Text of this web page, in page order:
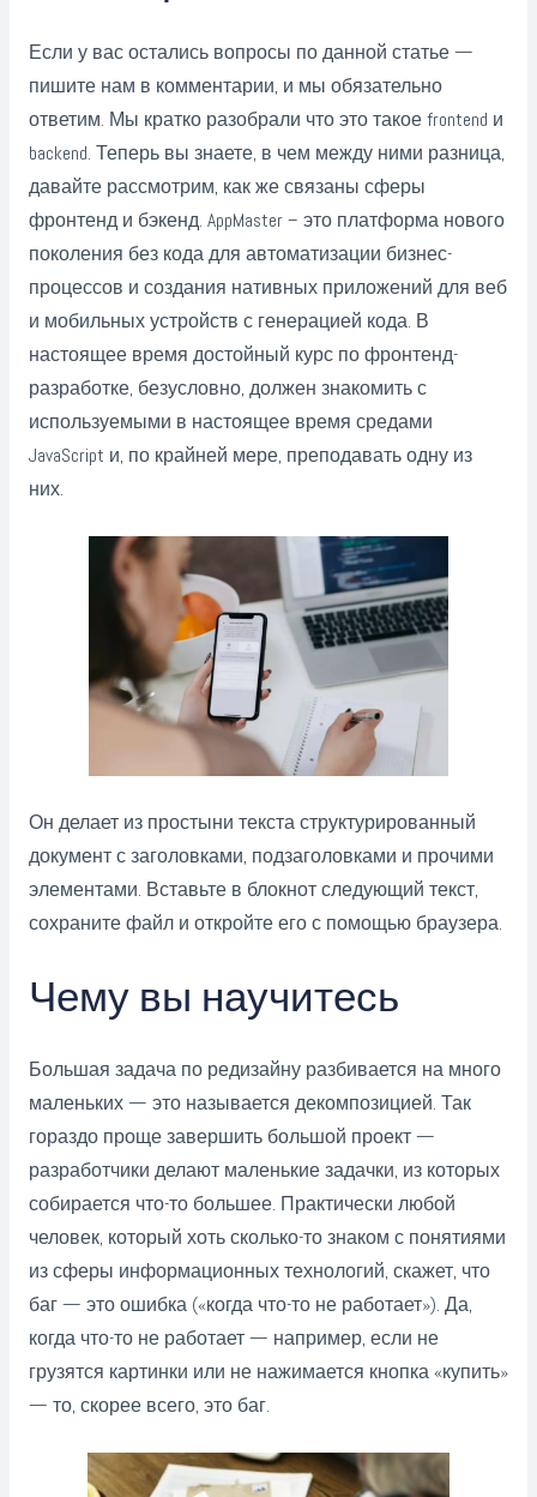
Если у вас остались вопросы по данной статье —
пишите нам в комментарии, и мы обязательно
ответим. Мы кратко разобрали что это такое frontend и
backend. Теперь вы знаете, в чем между ними разница,
давайте рассмотрим, как же связаны сферы
фронтенд и бэкенд. AppMaster – это платформа нового
поколения без кода для автоматизации бизнес-
процессов и создания нативных приложений для веб
и мобильных устройств с генерацией кода. В
настоящее время достойный курс по фронтенд-
разработке, безусловно, должен знакомить с
используемыми в настоящее время средами
JavaScript и, по крайней мере, преподавать одну из
них.
Он делает из простыни текста структурированный
документ с заголовками, подзаголовками и прочими
элементами. Вставьте в блокнот следующий текст,
сохраните файл и откройте его с помощью браузера.
Чему вы научитесь
Большая задача по редизайну разбивается на много
маленьких — это называется декомпозицией. Так
гораздо проще завершить большой проект —
разработчики делают маленькие задачки, из которых
собирается что-то большее. Практически любой
человек, который хоть сколько-то знаком с понятиями
из сферы информационных технологий, скажет, что
баг — это ошибка («когда что-то не работает»). Да,
когда что-то не работает — например, если не
грузятся картинки или не нажимается кнопка «купить»
— то, скорее всего, это баг.